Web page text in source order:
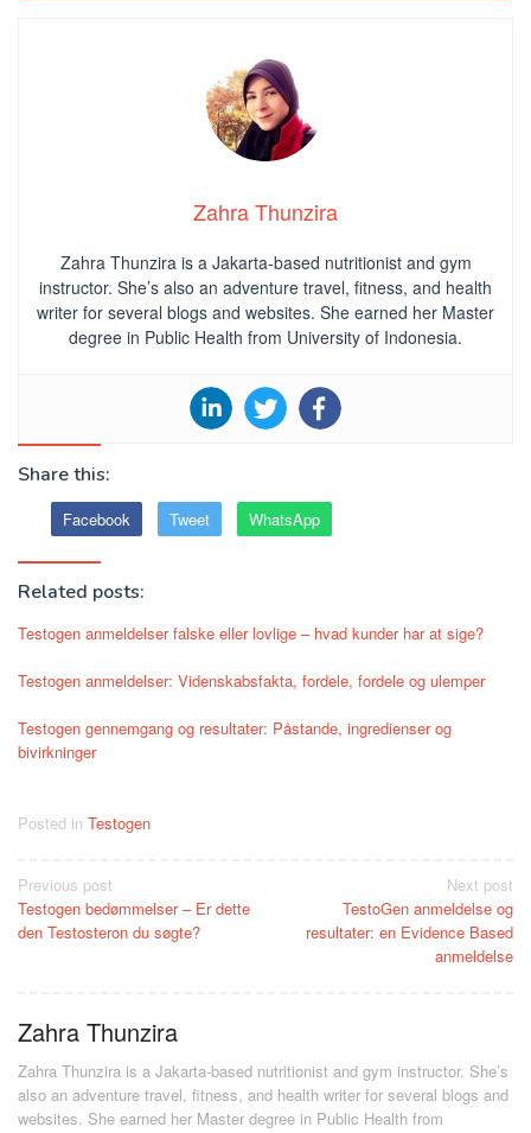
Zahra Thunzira
Zahra Thunzira is a Jakarta-based nutritionist and gym
instructor. She’s also an adventure travel, fitness, and health
writer for several blogs and websites. She earned her Master
degree in Public Health from University of Indonesia.
Share this:
Facebook Tweet WhatsApp
Related posts:
Testogen anmeldelser falske eller lovlige – hvad kunder har at sige?
Testogen anmeldelser: Videnskabsfakta, fordele, fordele og ulemper
Testogen gennemgang og resultater: Påstande, ingredienser og
bivirkninger
Posted in Testogen
Post
navigation
Previous post
Testogen bedømmelser – Er dette
den Testosteron du søgte?
Next post
TestoGen anmeldelse og
resultater: en Evidence Based
anmeldelse
Zahra Thunzira
Zahra Thunzira is a Jakarta-based nutritionist and gym instructor. She’s
also an adventure travel, fitness, and health writer for several blogs and
websites. She earned her Master degree in Public Health from